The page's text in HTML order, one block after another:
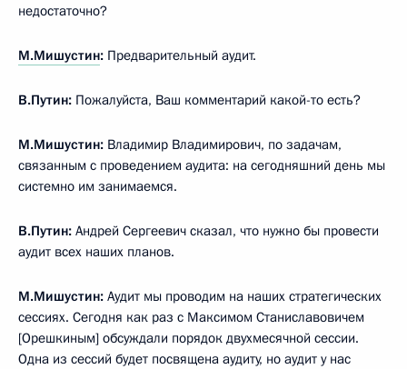
недостаточно?
М.Мишустин: Предварительный аудит.
В.Путин: Пожалуйста, Ваш комментарий какой-то есть?
М.Мишустин: Владимир Владимирович, по задачам,
связанным с проведением аудита: на сегодняшний день мы
системно им занимаемся.
В.Путин: Андрей Сергеевич сказал, что нужно бы провести
аудит всех наших планов.
М.Мишустин: Аудит мы проводим на наших стратегических
сессиях. Сегодня как раз с Максимом Станиславовичем
[Орешкиным] обсуждали порядок двухмесячной сессии.
Одна из сессий будет посвящена аудиту, но аудит у нас